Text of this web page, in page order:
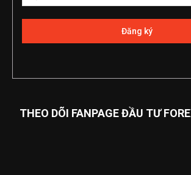
THEO DÕI FANPAGE ĐẦU TƯ